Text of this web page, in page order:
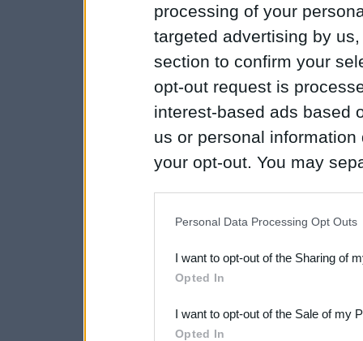
processing of your
targeted advertising by
section to confirm your
opt-out request is
interest-based ads based
us or personal
your opt-out. You may
Downstream Participants
third parties.
Please note that this
Personal Data Processing Opt Outs
I want to opt-out of the Sharing of
Opted In
I want to opt-out of the Sale of my
Opted In